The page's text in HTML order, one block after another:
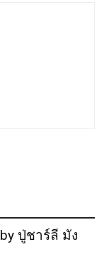
ปู่ชาร์ลี มัง